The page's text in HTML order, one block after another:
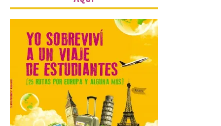
Además ultima los
preparativos para un
acontecimiento histórico.
Como antesala del gran
día, este viernes 8 de
agosto se celebrado una nueva jornada de
observación solar pública en la Plaza
Gaudí. El Ayuntamiento de Astorga
continúa ultimando los preparativos para
[…]